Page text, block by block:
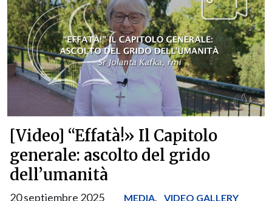
[Video] “Effatà!» Il Capitolo
generale: ascolto del grido
dell’umanità
20 septiembre 2025 MEDIA, VIDEO GALLERY